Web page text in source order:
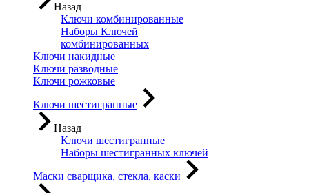
Назад
Ключи комбинированные
Наборы Ключей
комбинированных
Ключи накидные
Ключи разводные
Ключи рожковые
Ключи шестигранные
Назад
Ключи шестигранные
Наборы шестигранных ключей
Маски сварщика, стекла, каски